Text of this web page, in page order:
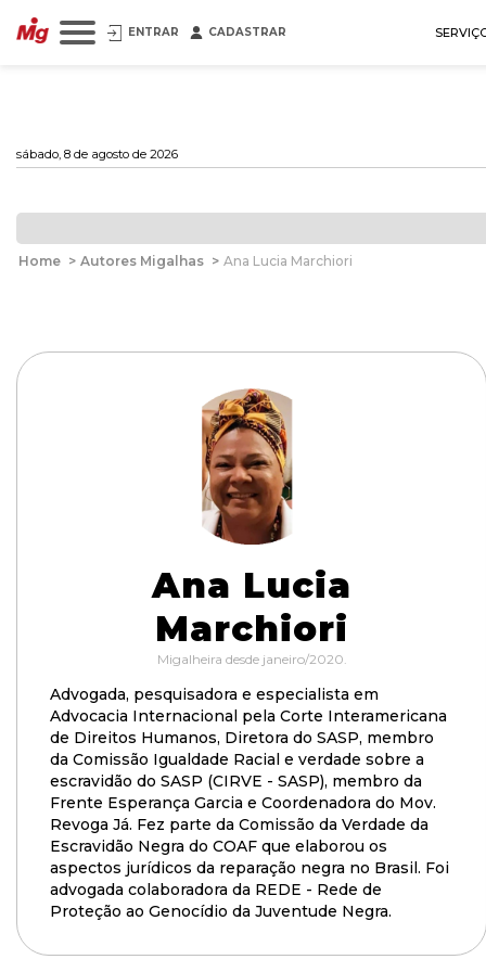
ENTRAR CADASTRAR
sábado, 8 de agosto de 2026
Home > Autores Migalhas > Ana Lucia Marchiori
Ana Lucia
Marchiori
Migalheira desde janeiro/2020.
Advogada, pesquisadora e especialista em
Advocacia Internacional pela Corte Interamericana
de Direitos Humanos, Diretora do SASP, membro
da Comissão Igualdade Racial e verdade sobre a
escravidão do SASP (CIRVE - SASP), membro da
Frente Esperança Garcia e Coordenadora do Mov.
Revoga Já. Fez parte da Comissão da Verdade da
Escravidão Negra do COAF que elaborou os
aspectos jurídicos da reparação negra no Brasil. Foi
advogada colaboradora da REDE - Rede de
Proteção ao Genocídio da Juventude Negra.